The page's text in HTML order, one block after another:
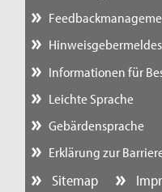
Informationen für
Leichte Sprache
Gebärdensprache
Erklärung zur
Sitemap